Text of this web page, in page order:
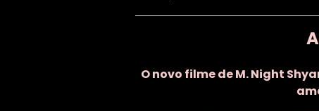
O novo filme de M. Night